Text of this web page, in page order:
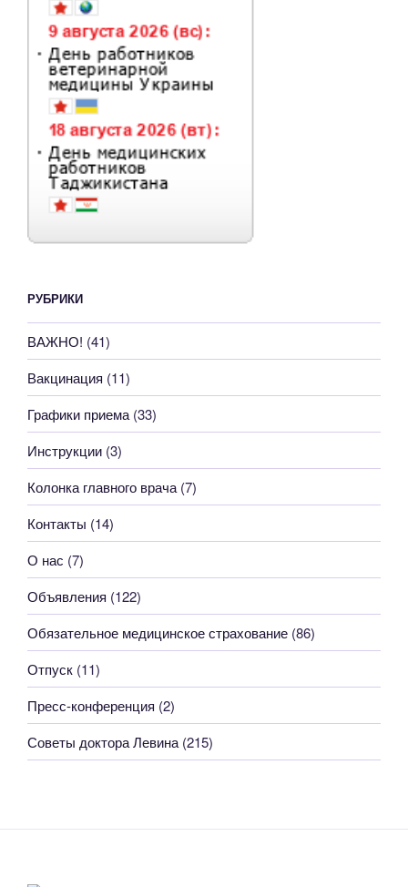
РУБРИКИ
ВАЖНО! (41)
Вакцинация (11)
Графики приема (33)
Инструкции (3)
Колонка главного врача (7)
Контакты (14)
О нас (7)
Объявления (122)
Обязательное медицинское страхование (86)
Отпуск (11)
Пресс-конференция (2)
Советы доктора Левина (215)